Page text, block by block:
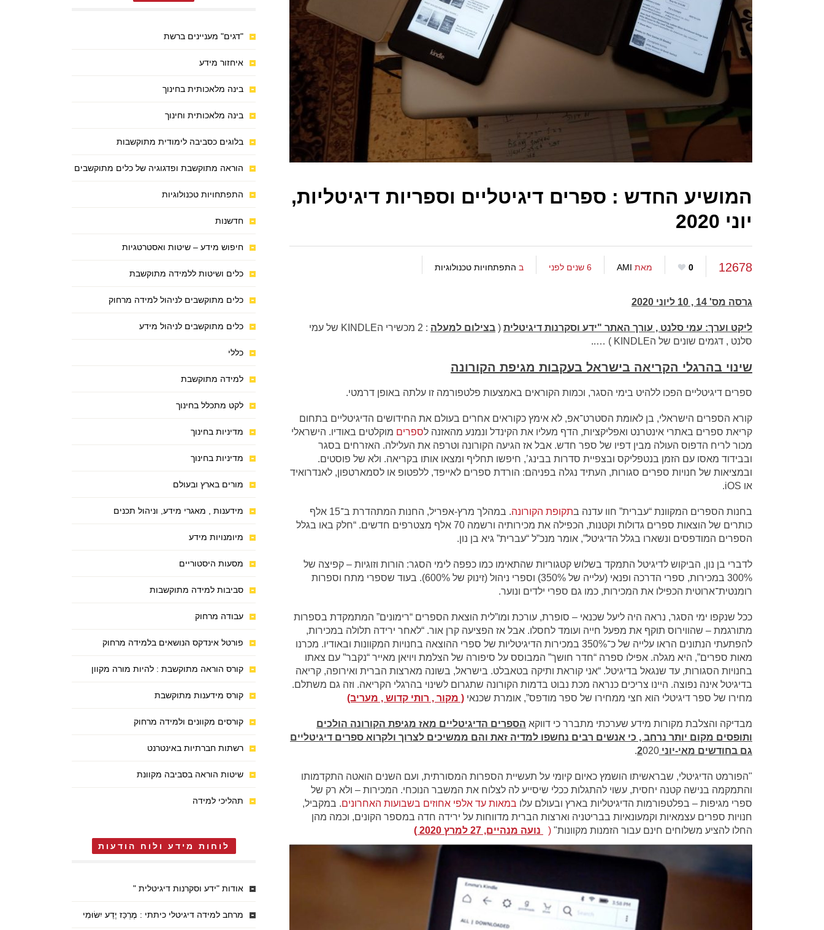
המושיע החדש : ספרים דיגיטליים וספריות דיגיטליות,
יוני 2020
12678
0 מאת AMI 6 שנים לפני ב התפתחויות טכנולוגיות
גרסה מס' 14 , 10 ליוני 2020
ליקט וערך: עמי סלנט , עורך האתר "ידע וסקרנות דיגיטלית ( בצילום למעלה
: 2 מכשירי הKINDLE של עמי
סלנט , דגמים שונים של הKINDLE ) …..
שינוי בהרגלי הקריאה בישראל בעקבות מגיפת הקורונה
ספרים דיגיטליים הפכו ללהיט בימי הסגר, וכמות הקוראים באמצעות פלטפורמה זו עלתה באופן דרמטי.
קורא הספרים הישראלי, בן לאומת הסטרט־אפ, לא אימץ כקוראים אחרים בעולם את החידושים הדיגיטליים בתחום
קריאת ספרים באתרי אינטרנט ואפליקציות, הדף מעליו את הקינדל ונמנע מהאזנה לספרים מוקלטים באודיו. הישראלי
מכור לריח הדפוס העולה מבין דפיו של ספר חדש. אבל אז הגיעה הקורונה וטרפה את העלילה. האזרחים בסגר
ובבידוד מאסו עם הזמן בנטפליקס ובצפיית סדרות בבינג’, חיפשו תחליף ומצאו אותו בקריאה. ולא של פוסטים.
ובמציאות של חנויות ספרים סגורות, העתיד נגלה בפניהם: הורדת ספרים לאייפד, ללפטופ או לסמארטפון, לאנדרואיד
או iOS.
בחנות הספרים המקוונת “עברית” חוו עדנה בתקופת הקורונה
. במהלך מרץ-אפריל, החנות המתהדרת ב־15 אלף
כותרים של הוצאות ספרים גדולות וקטנות, הכפילה את מכירותיה ורשמה 70 אלף מצטרפים חדשים. “חלק באו בגלל
הספרים המודפסים ונשארו בגלל הדיגיטל”, אומר מנכ”ל “עברית” גיא בן נון.
לדברי בן נון, הביקוש לדיגיטל התמקד בשלוש קטגוריות שהתאימו כמו כפפה לימי הסגר: הורות וזוגיות – קפיצה של
300% במכירות, ספרי הדרכה ופנאי (עלייה של 350%) וספרי ניהול (זינוק של 600%). בעוד שספרי מתח וספרות
רומנטית־ארוטית הכפילו את המכירות, כמו גם ספרי ילדים ונוער.
ככל שנקפו ימי הסגר, נראה היה ליעל שכנאי – סופרת, עורכת ומו”לית הוצאת הספרים “רימונים” המתמקדת בספרות
מתורגמת – שהווירוס תוקף את מפעל חייה ועומד לחסלו. אבל אז הפציעה קרן אור. “לאחר ירידה תלולה במכירות,
להפתעתי הנתונים הראו עלייה של כ־350% במכירות הדיגיטליות של ספרי ההוצאה בחנויות המקוונות ובאודיו. מכרנו
מאות ספרים”, היא מגלה. אפילו ספרה “חדר חושך” המבוסס על סיפורה של הצלמת ויויאן מאייר “נקבר” עם צאתו
בחנויות הסגורות, עד שנגאל בדיגיטל. “אני קוראת ותיקה בטאבלט. בישראל, בשונה מארצות הברית ואירופה, קריאה
בדיגיטל אינה נפוצה. היינו צריכים כנראה מכת נבוט בדמות הקורונה שתגרום לשינוי בהרגלי הקריאה. וזה גם משתלם.
מחירו של ספר דיגיטלי הוא חצי ממחירו של ספר מודפס”, אומרת שכנאי ( מקור , רותי קדוש , מעריב)
מבדיקה והצלבת מקורות מידע שערכתי מתברר כי דווקא הספרים הדיגיטליים מאז מגיפת הקורונה הולכים
ותופסים מקום יותר נרחב , כי אנשים רבים נחשפו למדיה זאת והם ממשיכים לצרוך ולקרוא ספרים דיגיטליים
גם בחודשים מאי-יוני 2 020.
"הפורמט הדיגיטלי, שבראשיתו הושמץ כאיום קיומי על תעשיית הספרות המסורתית, ועם השנים הואטה התקדמותו
והתמקמה בנישה קטנה יחסית, עשוי להתגלות ככלי שיסייע לה לצלוח את המשבר הנוכחי. המכירות – ולא רק של
ספרי מגיפות – בפלטפורמות הדיגיטליות בארץ ובעולם עלו במאות עד אלפי אחוזים בשבועות האחרונים. במקביל,
חנויות ספרים עצמאיות וקמעונאיות בבריטניה וארצות הברית מדווחות על ירידה חדה במספר הקונים, וכמה מהן
החלו להציע משלוחים חינם עבור הזמנות מקוונות" ( נועה מנהיים, 27 למרץ 2020 )
"דגים" מעניינים ברשת
איחזור מידע
בינה מלאכותית בחינוך
בינה מלאכותית וחינוך
בלוגים כסביבה לימודית מתוקשבות
הוראה מתוקשבת ופדגוגיה של כלים מתוקשבים
התפתחויות טכנולוגיות
חדשנות
חיפוש מידע – שיטות ואסטרטגיות
כלים ושיטות ללמידה מתוקשבת
כלים מתוקשבים לניהול למידה מרחוק
כלים מתוקשבים לניהול מידע
כללי
למידה מתוקשבת
לקט מתכלל בחינוך
מדיניות בחינוך
מדיניות בחינוך
מורים בארץ ובעולם
מידענות , מאגרי מידע, וניהול תכנים
מיומנויות מידע
מסעות היסטוריים
סביבות למידה מתוקשבות
עבודה מרחוק
פורטל אינדקס הנושאים בלמידה מרחוק
קורס הוראה מתוקשבת : להיות מורה מקוון
קורס מידענות מתוקשבת
קורסים מקוונים ולמידה מרחוק
רשתות חברתיות באינטרנט
שיטות הוראה בסביבה מקוונת
תהליכי למידה
לוחות מידע ולוח הודעות
אודות "ידע וסקרנות דיגיטלית "
מרחב למידה דיגיטלי כיתתי : מֶרְכַּז יֶדַע יִשּׂוּמִי